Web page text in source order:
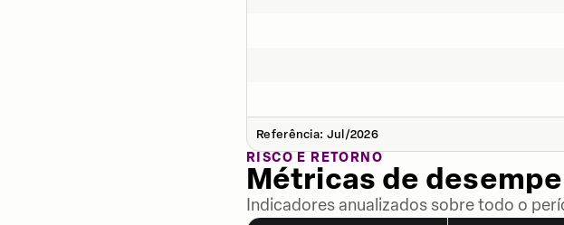
Referência: Jul/2026
RISCO E RETORNO
Métricas de
Indicadores anualizados sobre todo o